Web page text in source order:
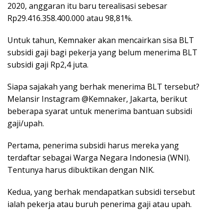
2020, anggaran itu baru terealisasi sebesar
Rp29.416.358.400.000 atau 98,81%.
Untuk tahun, Kemnaker akan mencairkan sisa BLT
subsidi gaji bagi pekerja yang belum menerima BLT
subsidi gaji Rp2,4 juta.
Siapa sajakah yang berhak menerima BLT tersebut?
Melansir Instagram @Kemnaker, Jakarta, berikut
beberapa syarat untuk menerima bantuan subsidi
gaji/upah.
Pertama, penerima subsidi harus mereka yang
terdaftar sebagai Warga Negara Indonesia (WNI).
Tentunya harus dibuktikan dengan NIK.
Kedua, yang berhak mendapatkan subsidi tersebut
ialah pekerja atau buruh penerima gaji atau upah.